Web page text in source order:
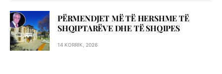
PËRMENDJET MË TË HERSHME TË
SHQIPTARËVE DHE TË SHQIPES
14 KORRIK, 2026